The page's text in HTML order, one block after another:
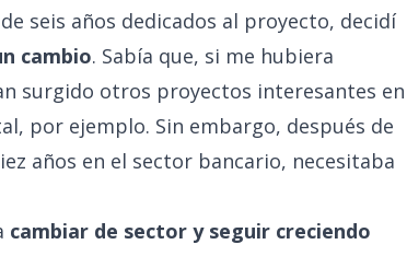
seis años dedicados al proyecto, decidí
cambio. Sabía que, si me hubiera
surgido otros proyectos interesantes en
por ejemplo. Sin embargo, después de
años en el sector bancario, necesitaba
cambiar de sector y seguir creciendo